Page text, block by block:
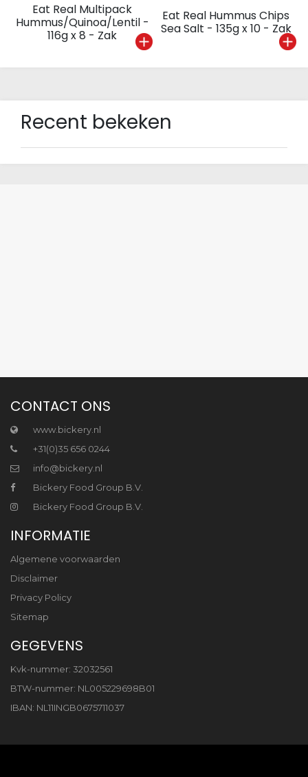
Eat Real Multipack
Hummus/Quinoa/Lentil -
116g x 8 - Zak
Eat Real Hummus Chips
Sea Salt - 135g x 10 - Zak
Recent bekeken
CONTACT ONS
www.bickery.nl
+31(0)35 656 0244
info@bickery.nl
Bickery Food Group B.V.
Bickery Food Group B.V.
INFORMATIE
Algemene voorwaarden
Disclaimer
Privacy Policy
Sitemap
GEGEVENS
Kvk-nummer: 32032561
BTW-nummer: NL005229698B01
IBAN: NL11INGB0675711037